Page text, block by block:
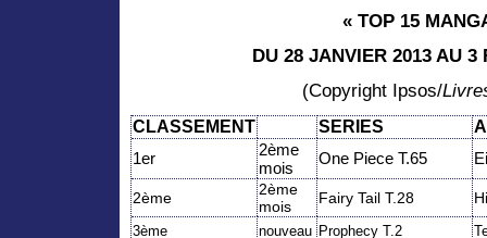
« TOP 15
DU 28 JANVIER 2013 AU 3
(Copyright Ipsos/
CLASSEMENT SERIES
1er
2ème
mois
One Piece T.65
2ème
2ème
mois
Fairy Tail T.28
3ème nouveau Prophecy T.2